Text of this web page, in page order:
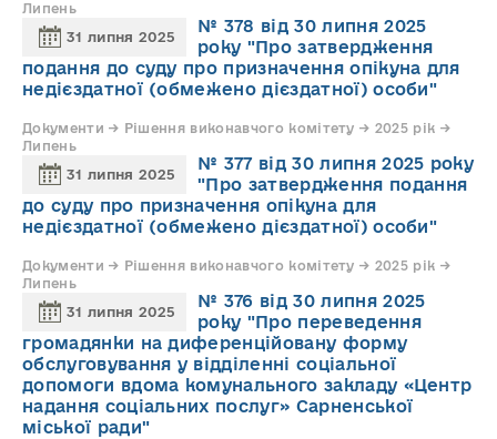
Липень
31 липня 2025
№ 378 від 30 липня 2025
року "Про затвердження
подання до суду про призначення опікуна для
недієздатної (обмежено дієздатної) особи"
Документи → Рішення виконавчого комітету → 2025 рік →
Липень
31 липня 2025
№ 377 від 30 липня 2025 року
"Про затвердження подання
до суду про призначення опікуна для
недієздатної (обмежено дієздатної) особи"
Документи → Рішення виконавчого комітету → 2025 рік →
Липень
31 липня 2025
№ 376 від 30 липня 2025
року "Про переведення
громадянки на диференційовану форму
обслуговування у відділенні соціальної
допомоги вдома комунального закладу «Центр
надання соціальних послуг» Сарненської
міської ради"